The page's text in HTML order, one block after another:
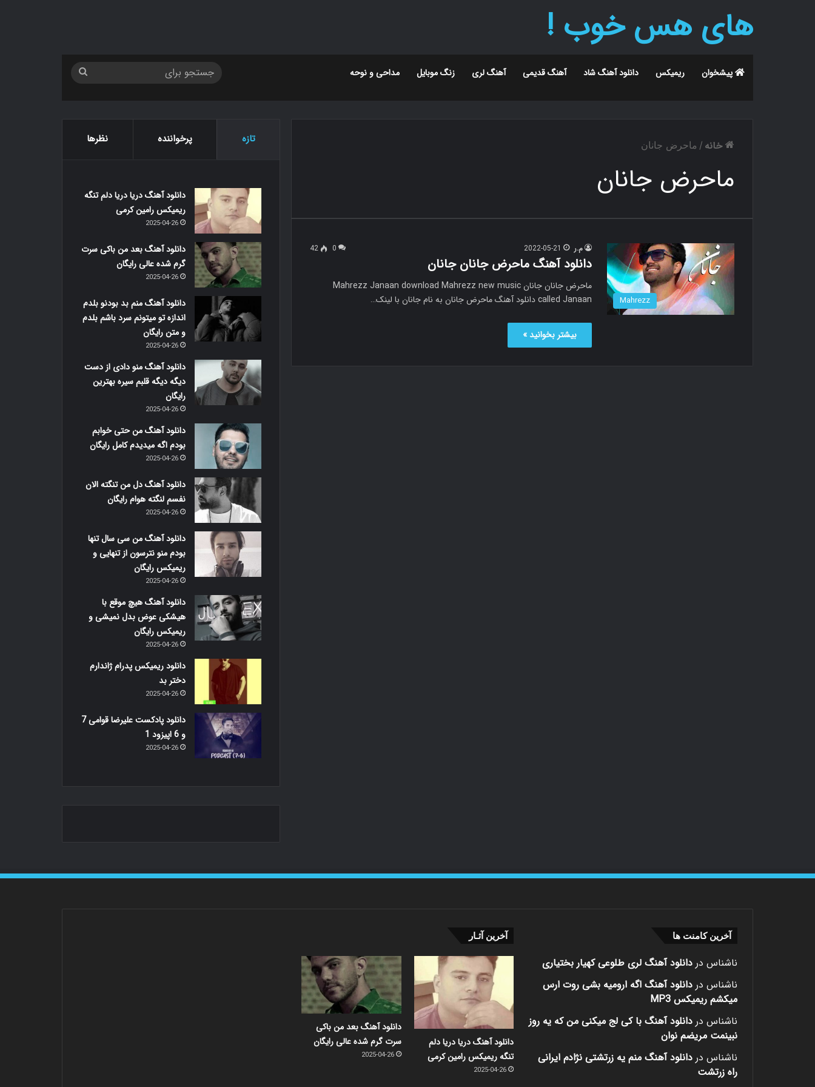
های هس خوب !
پیشخوان ریمیکس دانلود آهنگ شاد آهنگ قدیمی آهنگ لری زنگ موبایل مداحی و نوحه
خانه / ماحرض جانان
ماحرض جانان
Mahrezz
م.ر 2022-05-21
0
42
دانلود آهنگ ماحرض جانان جانان
ماحرض جانان جانان Mahrezz Janaan download Mahrezz new music
called Janaan دانلود آهنگ ماحرض جانان به نام جانان با لینک…
بیشتر بخوانید »
تازه پرخواننده نظرها
دانلود آهنگ دریا دریا دلم تنگه
ریمیکس رامین کرمی
2025-04-26
دانلود آهنگ بعد من باکی سرت
گرم شده عالی رایگان
2025-04-26
دانلود آهنگ منم بد بودنو بلدم
اندازه تو میتونم سرد باشم بلدم
و متن رایگان
2025-04-26
دانلود آهنگ منو دادی از دست
دیگه دیگه قلبم سیره بهترین
رایگان
2025-04-26
دانلود آهنگ من حتی خوابم
بودم اگه میدیدم کامل رایگان
2025-04-26
دانلود آهنگ دل من تنگته الان
نفسم لنگته هوام رایگان
2025-04-26
دانلود آهنگ من سی سال تنها
بودم منو نترسون از تنهایی و
ریمیکس رایگان
2025-04-26
دانلود آهنگ هیچ موقع با
هیشکی عوض بدل نمیشی و
ریمیکس رایگان
2025-04-26
دانلود ریمیکس پدرام ژاندارم
دختر بد
2025-04-26
دانلود پادکست علیرضا قوامی 7
و 6 اپیزود 1
2025-04-26
آخرین کامنت ها
ناشناس در دانلود آهنگ لری طلوعی کهیار بختیاری
ناشناس در دانلود آهنگ اگه ارومیه بشی روت ارس
میکشم ریمیکس MP3
ناشناس در دانلود آهنگ با کی لج میکنی من که یه روز
نبینمت مریضم نوان
ناشناس در دانلود آهنگ منم یه زرتشتی نژادم ایرانی
راه زرتشت
آخرین آثـار
دانلود آهنگ دریا دریا دلم
تنگه ریمیکس رامین کرمی
2025-04-26
دانلود آهنگ بعد من باکی
سرت گرم شده عالی رایگان
2025-04-26